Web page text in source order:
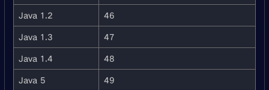
Java 1.2
46
Java 1.3
47
Java 1.4
48
Java 5
49